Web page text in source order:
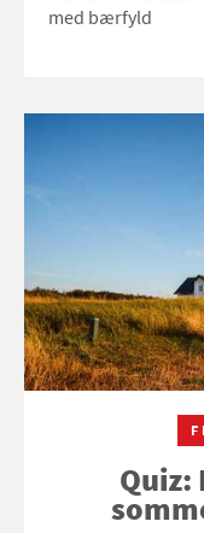
med bærfyld
Quiz: